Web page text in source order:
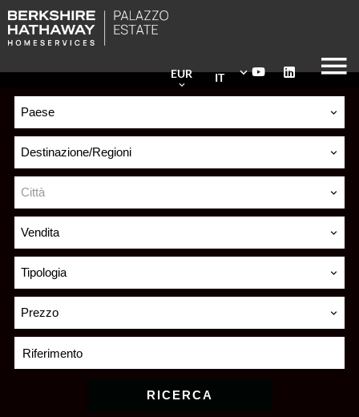
IT
EUR
Paese
Destinazione/Regioni
Città
Vendita
Tipologia
Prezzo
RICERCA